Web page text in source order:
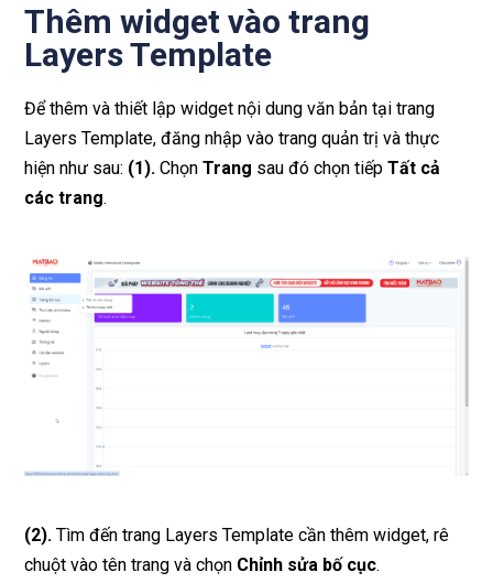
Thêm widget vào trang
Layers Template
Để thêm và thiết lập widget nội dung văn bản tại trang
Layers Template, đăng nhập vào trang quản trị và thực
hiện như sau: (1). Chọn Trang sau đó chọn tiếp Tất cả
các trang.
(2). Tìm đến trang Layers Template cần thêm widget, rê
chuột vào tên trang và chọn Chỉnh sửa bố cục.